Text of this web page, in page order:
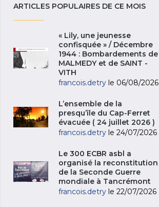
ARTICLES POPULAIRES DE CE MOIS
« Lily, une jeunesse
confisquée » / Décembre
1944 : Bombardements de
MALMEDY et de SAINT -
VITH
francois.detry le 06/08/2026
L’ensemble de la
presqu’île du Cap-Ferret
évacuée ( 24 juillet 2026 )
francois.detry le 24/07/2026
Le 300 ECBR asbl a
organisé la reconstitution
de la Seconde Guerre
mondiale à Tancrémont
francois.detry le 22/07/2026